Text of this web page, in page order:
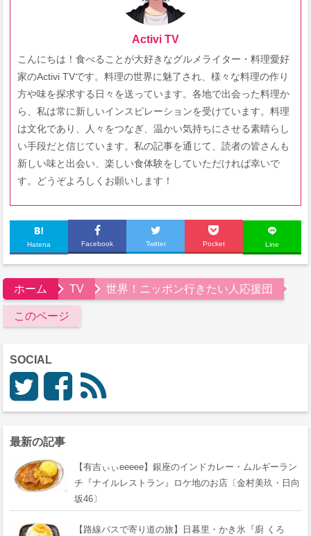
Activi TV
こんにちは！食べることが大好きなグルメライター・料理愛好
家のActivi TVです。料理の世界に魅了され、様々な料理の作り
方や味を探求する日々を送っています。各地で出会った料理か
ら、私は常に新しいインスピレーションを受けています。料理
は文化であり、人々をつなぎ、温かい気持ちにさせる素晴らし
い手段だと信じています。私の記事を通じて、読者の皆さんも
新しい味と出会い、楽しい食体験をしていただければ幸いで
す。どうぞよろしくお願いします！
Hatena Facebook Twitter Pocket Line
ホーム TV 世界！ニッポン行きたい人応援団
このページ
SOCIAL
最新の記事
【有吉ぃぃeeeee】銀座のインドカレー・ムルギーラン
チ『ナイルレストラン』ロケ地のお店〔金村美玖・日向
坂46〕
【路線バスで寄り道の旅】日暮里・かき氷『廚 くろ